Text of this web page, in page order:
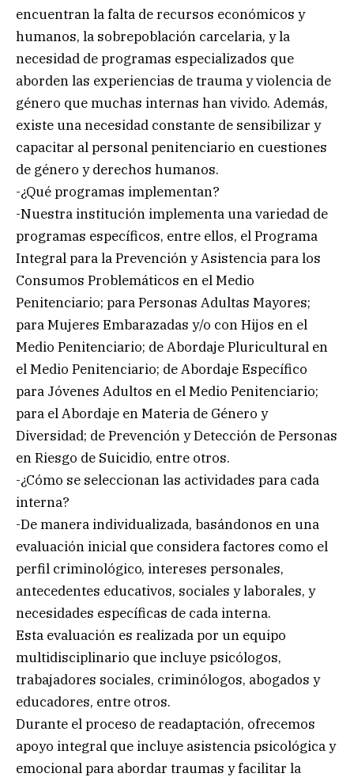
encuentran la falta de recursos económicos y
humanos, la sobrepoblación carcelaria, y la
necesidad de programas especializados que
aborden las experiencias de trauma y violencia de
género que muchas internas han vivido. Además,
existe una necesidad constante de sensibilizar y
capacitar al personal penitenciario en cuestiones
de género y derechos humanos.
-¿Qué programas implementan?
-Nuestra institución implementa una variedad de
programas específicos, entre ellos, el Programa
Integral para la Prevención y Asistencia para los
Consumos Problemáticos en el Medio
Penitenciario; para Personas Adultas Mayores;
para Mujeres Embarazadas y/o con Hijos en el
Medio Penitenciario; de Abordaje Pluricultural en
el Medio Penitenciario; de Abordaje Específico
para Jóvenes Adultos en el Medio Penitenciario;
para el Abordaje en Materia de Género y
Diversidad; de Prevención y Detección de Personas
en Riesgo de Suicidio, entre otros.
-¿Cómo se seleccionan las actividades para cada
interna?
-De manera individualizada, basándonos en una
evaluación inicial que considera factores como el
perfil criminológico, intereses personales,
antecedentes educativos, sociales y laborales, y
necesidades específicas de cada interna.
Esta evaluación es realizada por un equipo
multidisciplinario que incluye psicólogos,
trabajadores sociales, criminólogos, abogados y
educadores, entre otros.
Durante el proceso de readaptación, ofrecemos
apoyo integral que incluye asistencia psicológica y
emocional para abordar traumas y facilitar la